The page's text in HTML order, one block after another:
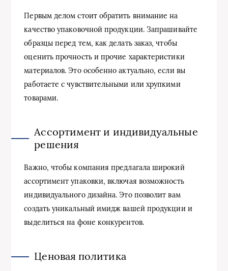
Первым делом стоит обратить внимание на
качество упаковочной продукции. Запрашивайте
образцы перед тем, как делать заказ, чтобы
оценить прочность и прочие характеристики
материалов. Это особенно актуально, если вы
работаете с чувствительными или хрупкими
товарами.
Ассортимент и индивидуальные
решения
Важно, чтобы компания предлагала широкий
ассортимент упаковки, включая возможность
индивидуального дизайна. Это позволит вам
создать уникальный имидж вашей продукции и
выделиться на фоне конкурентов.
Ценовая политика